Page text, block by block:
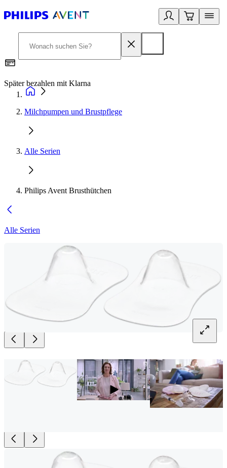
Später bezahlen mit Klarna
Milchpumpen und Brustpflege
Alle Serien
Philips Avent Brusthütchen
Alle Serien